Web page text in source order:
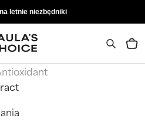
letnie niezbędniki